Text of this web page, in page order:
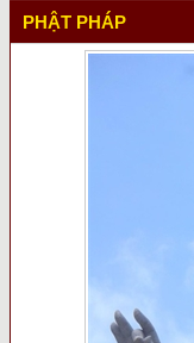
PHẬT PHÁP